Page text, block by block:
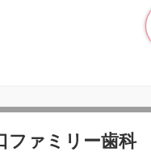
ファミリー歯科